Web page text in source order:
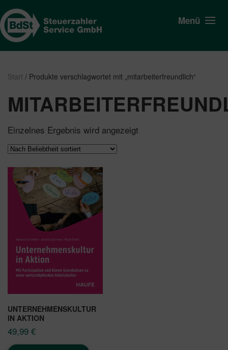
Menü
Start / Produkte verschlagwortet mit „mitarbeiterfreundlich“
Einzelnes Ergebnis wird angezeigt
UNTERNEHMENSKULTUR
IN AKTION
49,99 €